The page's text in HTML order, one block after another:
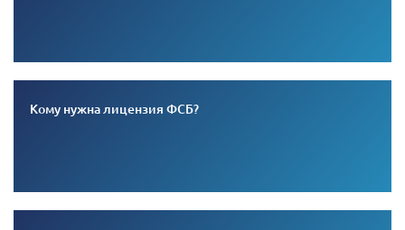
Кому нужна лицензия ФСБ?